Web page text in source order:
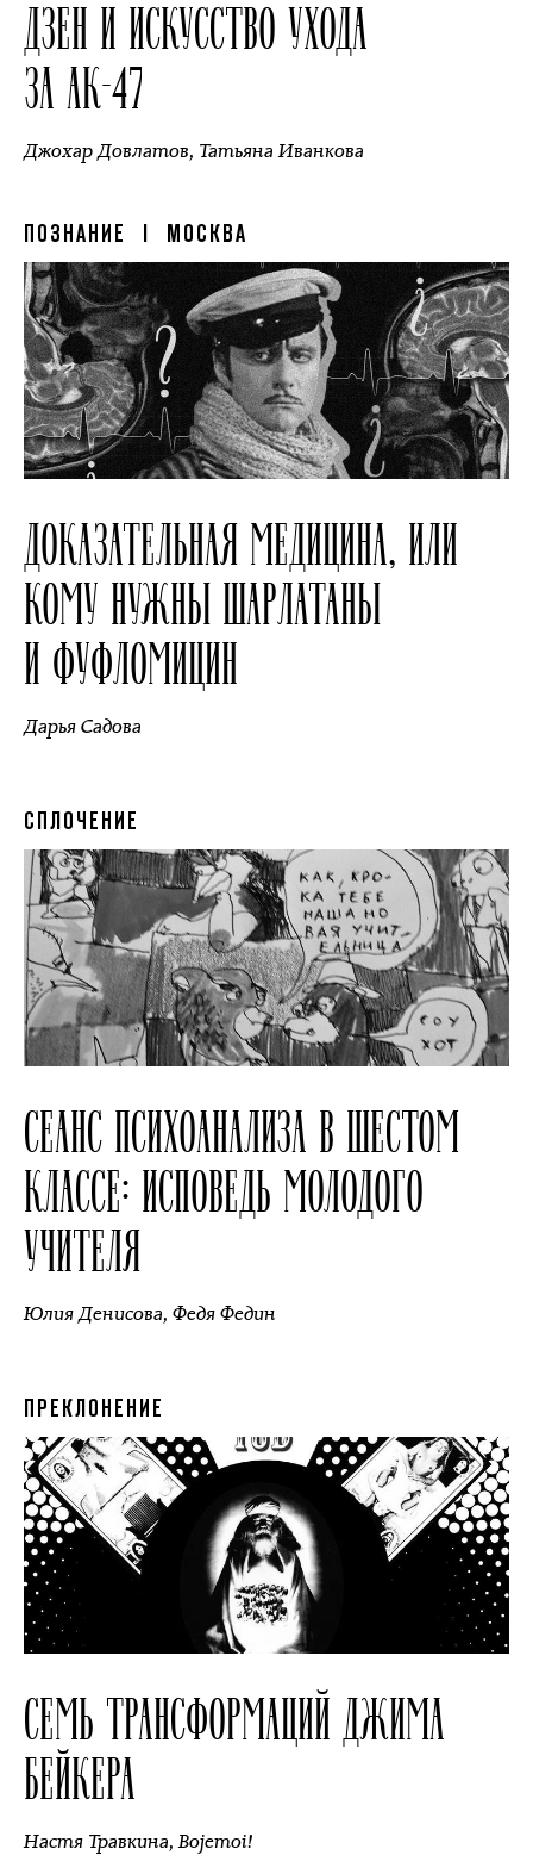
ДЗЕН И ИСКУССТВО УХОДА
ЗА АК-47
Джохар Довлатов, Татьяна Иванкова
ПОЗНАНИЕ | МОСКВА
ДОКАЗАТЕЛЬНАЯ МЕДИЦИНА, ИЛИ
КОМУ НУЖНЫ ШАРЛАТАНЫ
И ФУФЛОМИЦИН
Дарья Садова
СПЛОЧЕНИЕ
СЕАНС ПСИХОАНАЛИЗА В ШЕСТОМ
КЛАССЕ: ИСПОВЕДЬ МОЛОДОГО
УЧИТЕЛЯ
Юлия Денисова, Федя Федин
ПРЕКЛОНЕНИЕ
СЕМЬ ТРАНСФОРМАЦИЙ ДЖИМА
БЕЙКЕРА
Настя Травкина,Bojemoi!